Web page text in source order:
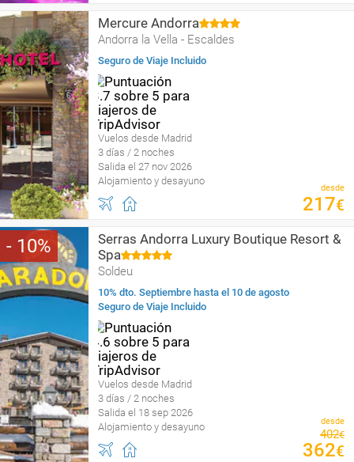
Mercure Andorra
Andorra la Vella - Escaldes
Seguro de Viaje Incluido
Vuelos desde Madrid
3 días / 2 noches
Salida el 27 nov 2026
Alojamiento y desayuno
desde
217€
10
Serras Andorra Luxury Boutique Resort &
Spa
Soldeu
10% dto. Septiembre hasta el 10 de agosto
Seguro de Viaje Incluido
Vuelos desde Madrid
3 días / 2 noches
Salida el 18 sep 2026
Alojamiento y desayuno
desde
402€
362€